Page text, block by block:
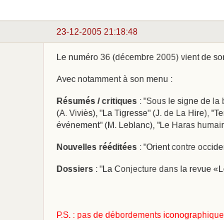
23-12-2005 21:18:48
Le numéro 36 (décembre 2005) vient de
Avec notamment à son menu :
Résumés / critiques : "Sous le signe de la
(A. Viviès), "La Tigresse" (J. de La Hire),
événement" (M. Leblanc), "Le Haras
Nouvelles rééditées : "Orient contre
Dossiers : "La Conjecture dans la revue
P.S. : pas de débordements